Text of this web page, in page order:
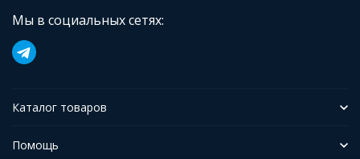
Мы в социальных сетях:
Каталог товаров
Помощь